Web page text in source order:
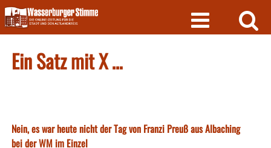
Skip
to
content
Ein Satz mit X …
Nein, es war heute nicht der Tag von Franzi Preuß aus Albaching
bei der WM im Einzel